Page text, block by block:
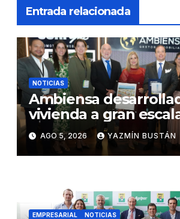
Entrada relacionada
NOTICIAS
Ambiensa
vivienda a gran
estándares
de sostenibilidad
AGO 5, 2026 YAZMÍN BUSTÁN
EMPRESARIAL NOTICIAS